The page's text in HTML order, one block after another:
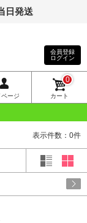
日発送
会員登録
ログイン
ージ カート
0
表示件数：0件